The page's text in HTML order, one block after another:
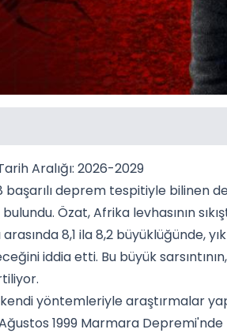
Aralığı: 2026-2029
başarılı deprem tespitiyle bilinen
Özat, Afrika levhasının
arasında 8,1 ila 8,2 büyüklüğünde,
iddia etti. Bu büyük sarsıntının,
kendi yöntemleriyle araştırmalar
Ağustos 1999 Marmara